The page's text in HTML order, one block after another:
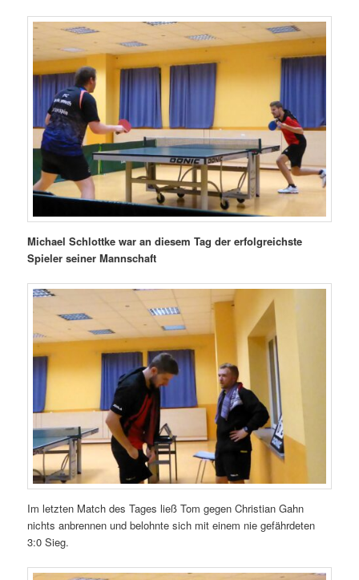
Michael Schlottke war an diesem Tag der erfolgreichste
Spieler seiner Mannschaft
Im letzten Match des Tages ließ Tom gegen Christian Gahn
nichts anbrennen und belohnte sich mit einem nie gefährdeten
3:0 Sieg.